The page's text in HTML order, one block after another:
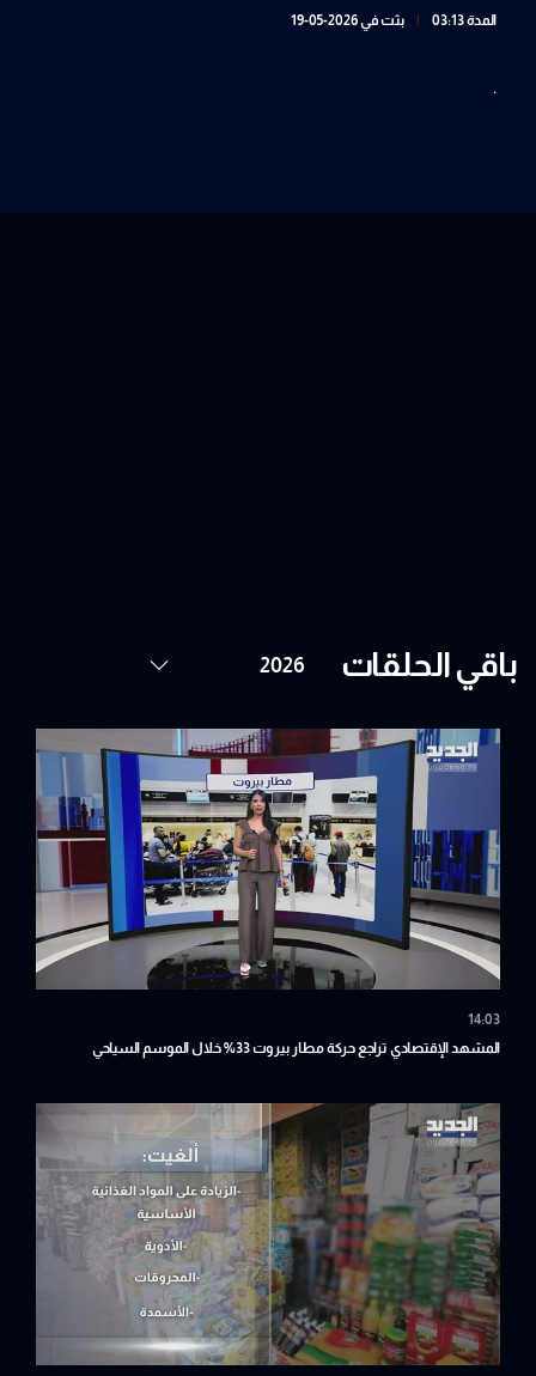
المدة 03:13 بثت في 2026-05-19
.
باقي الحلقات
14:03
المشهد الإقتصادي تراجع حركة مطار بيروت 33% خلال الموسم السياحي